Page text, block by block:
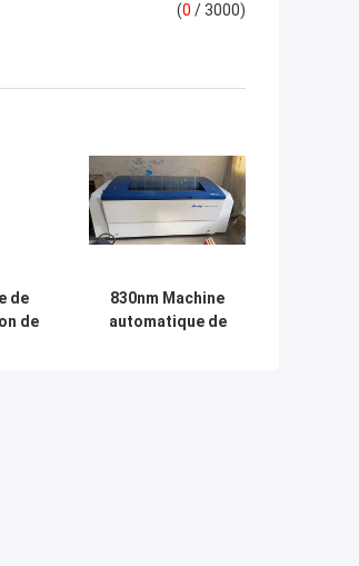
(0 / 3000)
de
de
830nm Machine
automatique de